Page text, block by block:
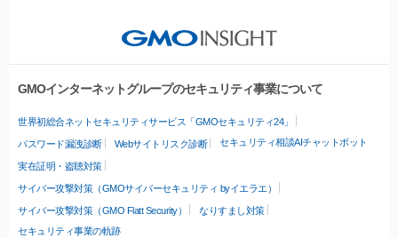
GMOインターネットグループのセキュリティ事業について
世界初総合ネットセキュリティサービス「GMOセキュリティ24」
パスワード漏洩診断 Webサイトリスク診断 セキュリティ相談AIチャットボット
実在証明・盗聴対策
サイバー攻撃対策（GMOサイバーセキュリティ byイエラエ）
サイバー攻撃対策（GMO Flatt Security）
なりすまし対策
セキュリティ事業の軌跡